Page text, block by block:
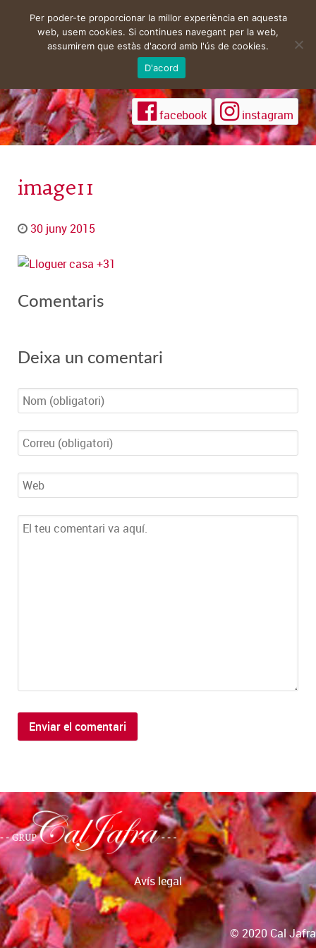
facebook instagram
image11
30 juny 2015
Comentaris
Deixa un comentari
Avís legal
© 2020 Cal Jafra
Per poder-te proporcionar la millor experiència en aquesta
web, usem cookies. Si continues navegant per la web,
assumirem que estàs d'acord amb l'ús de cookies.
D'acord